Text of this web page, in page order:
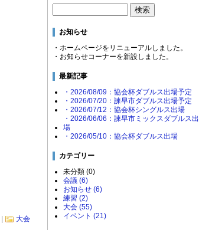
| 大会
お知らせ
・ホームページをリニューアルしました。
・お知らせコーナーを新設しました。
最新記事
・2026/08/09：協会杯ダブルス出場予定
・2026/07/20：諫早市ダブルス出場予定
・2026/07/12：協会杯シングルス出場
・2026/06/06：諫早市ミックスダブルス出
場
・2026/05/10：協会杯ダブルス出場
カテゴリー
未分類 (0)
会議 (6)
お知らせ (6)
練習 (2)
大会 (55)
イベント (21)